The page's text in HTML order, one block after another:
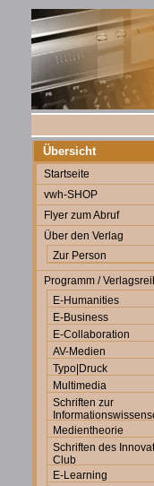
Übersicht
Startseite
vwh-SHOP
Flyer zum Abruf
Über den Verlag
Zur Person
Programm /
E-Humanities
E-Business
E-Collaboration
AV-Medien
Typo|Druck
Multimedia
Schriften zur
Medientheorie
Schriften des
Club
E-Learning